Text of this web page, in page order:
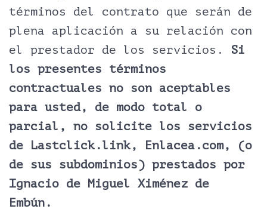
términos del contrato que serán de
plena aplicación a su relación con
el prestador de los servicios. Si
los presentes términos
contractuales no son aceptables
para usted, de modo total o
parcial, no solicite los servicios
de Lastclick.link, Enlacea.com, (o
de sus subdominios) prestados por
Ignacio de Miguel Ximénez de
Embún.